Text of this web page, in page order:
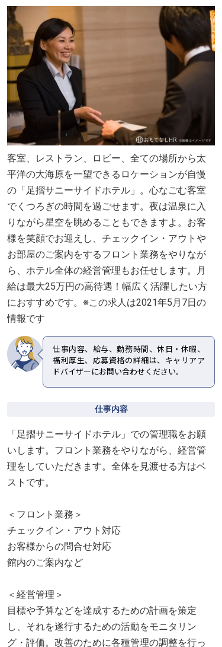
客室、レストラン、ロビー、全ての場所から太
平洋の大海原を一望できるロケーションが自慢
の「足摺サニーサイドホテル」。心なごむ客室
でくつろぎの時間を過ごせます。夜は温泉に入
りながら星空を眺めることもできますよ。お客
様を笑顔でお迎えし、チェックイン・アウトや
お部屋のご案内をするフロント業務をやりなが
ら、ホテル全体の経営管理もお任せします。月
給は最大25万円の高待遇！幅広く活躍したい方
におすすめです。※この求人は2021年5月7日の
情報です
仕事内容、給与、勤務時間、休日・休暇、
福利厚生、応募資格の詳細は、キャリアア
ドバイザーにお問い合わせください。
仕事内容
「足摺サニーサイドホテル」での管理職をお願
いします。フロント業務をやりながら、経営管
理をしていただきます。全体を見渡せる方はベ
ストです。
＜フロント業務＞
チェックイン・アウト対応
お客様からの問合せ対応
館内のご案内など
＜経営管理＞
目標や予算などを達成するための計画を策定
し、それを遂行するための活動をモニタリン
グ・評価。改善のために各種管理の調整を行っ